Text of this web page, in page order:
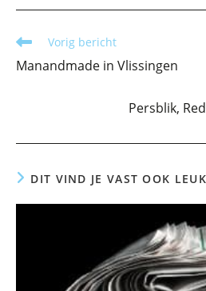
Lees
artikelen
Vorig bericht
Manandmade in Vlissingen
Persblik,
DIT VIND JE VAST OOK LEUK